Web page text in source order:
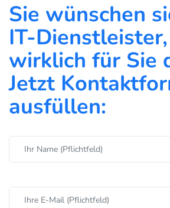
Sie wünschen
IT-
wirklich für Sie
Jetzt
ausfüllen: